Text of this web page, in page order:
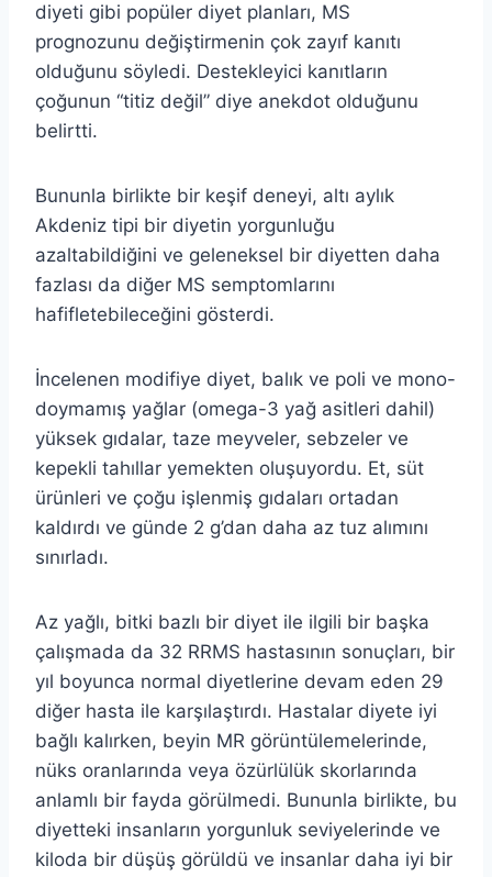
diyeti gibi popüler diyet planları, MS
prognozunu değiştirmenin çok zayıf kanıtı
olduğunu söyledi. Destekleyici kanıtların
çoğunun “titiz değil” diye anekdot olduğunu
belirtti.
Bununla birlikte bir keşif deneyi, altı aylık
Akdeniz tipi bir diyetin yorgunluğu
azaltabildiğini ve geleneksel bir diyetten daha
fazlası da diğer MS semptomlarını
hafifletebileceğini gösterdi.
İncelenen modifiye diyet, balık ve poli ve mono-
doymamış yağlar (omega-3 yağ asitleri dahil)
yüksek gıdalar, taze meyveler, sebzeler ve
kepekli tahıllar yemekten oluşuyordu. Et, süt
ürünleri ve çoğu işlenmiş gıdaları ortadan
kaldırdı ve günde 2 g’dan daha az tuz alımını
sınırladı.
Az yağlı, bitki bazlı bir diyet ile ilgili bir başka
çalışmada da 32 RRMS hastasının sonuçları, bir
yıl boyunca normal diyetlerine devam eden 29
diğer hasta ile karşılaştırdı. Hastalar diyete iyi
bağlı kalırken, beyin MR görüntülemelerinde,
nüks oranlarında veya özürlülük skorlarında
anlamlı bir fayda görülmedi. Bununla birlikte, bu
diyetteki insanların yorgunluk seviyelerinde ve
kiloda bir düşüş görüldü ve insanlar daha iyi bir